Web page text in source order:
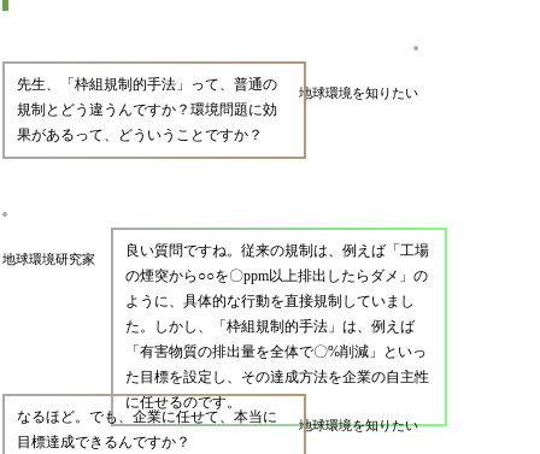
地球環境を知りたい
先生、「枠組規制的手法」って、普通の
規制とどう違うんですか？環境問題に効
果があるって、どういうことですか？
地球環境研究家
良い質問ですね。従来の規制は、例えば「工場
の煙突から○○を〇ppm以上排出したらダメ」の
ように、具体的な行動を直接規制していまし
た。しかし、「枠組規制的手法」は、例えば
「有害物質の排出量を全体で〇%削減」といっ
た目標を設定し、その達成方法を企業の自主性
に任せるのです。
地球環境を知りたい
なるほど。でも、企業に任せて、本当に
目標達成できるんですか？